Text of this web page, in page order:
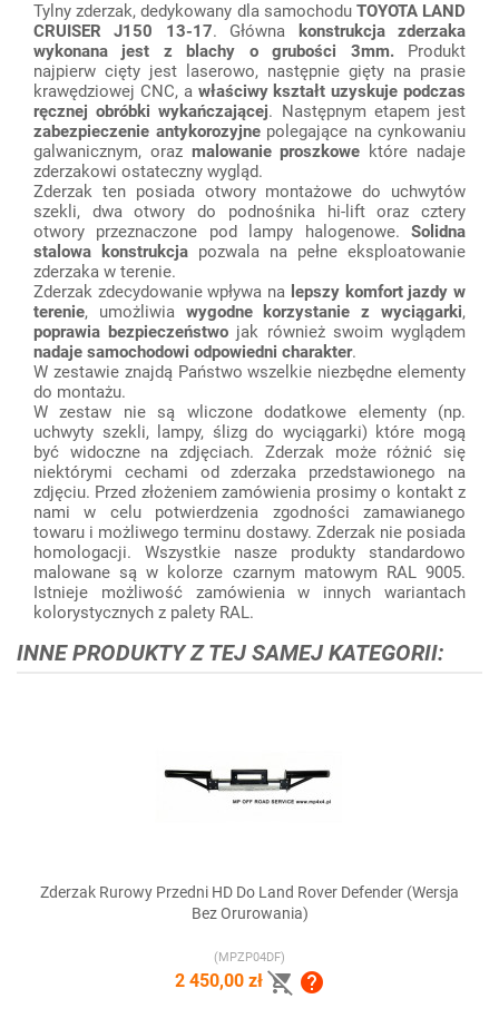
Tylny zderzak, dedykowany dla samochodu TOYOTA LAND
CRUISER J150 13-17. Główna
konstrukcja zderzaka
wykonana jest z blachy o grubości 3mm.Produkt
najpierw cięty jest laserowo, następnie gięty na prasie
krawędziowej CNC, awłaściwy kształt uzyskuje podczas
ręcznej obróbki wykańczającej. Następnym etapem jest
zabezpieczenie antykorozyjnepolegające na cynkowaniu
galwanicznym, oraz malowanie proszkowe które nadaje
zderzakowi ostateczny wygląd.
Zderzak ten posiada otwory montażowe do uchwytów
szekli, dwa otwory do podnośnika hi-lift oraz cztery
otwory przeznaczone pod lampy halogenowe. Solidna
stalowa konstrukcja pozwala na pełne eksploatowanie
zderzaka w terenie.
Zderzak zdecydowanie wpływa na lepszy komfort jazdy w
terenie, umożliwia wygodne korzystanie z wyciągarki,
poprawia bezpieczeństwo jak również swoim wyglądem
nadaje samochodowi odpowiedni charakter.
W zestawie znajdą Państwo wszelkie niezbędne elementy
do montażu.
W zestaw nie są wliczone dodatkowe elementy (np.
uchwyty szekli, lampy, ślizg do wyciągarki) które mogą
być widoczne na zdjęciach. Zderzak może różnić się
niektórymi cechami od zderzaka przedstawionego na
zdjęciu. Przed złożeniem zamówienia prosimy o kontakt z
nami w celu potwierdzenia zgodności zamawianego
towaru i możliwego terminu dostawy. Zderzak nie posiada
homologacji. Wszystkie nasze produkty standardowo
malowane są w kolorze czarnym matowym RAL 9005.
Istnieje możliwość zamówienia w innych wariantach
kolorystycznych z palety RAL.
INNE PRODUKTY Z TEJ SAMEJ KATEGORII:
Zderzak Rurowy Przedni HD Do Land Rover Defender (wersja
Bez Orurowania)
(MPZP04DF)
2 450,00 zł  